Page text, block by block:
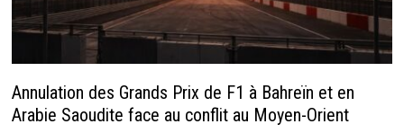
Annulation des Grands Prix de F1 à Bahreïn et en
Arabie Saoudite face au conflit au Moyen-Orient